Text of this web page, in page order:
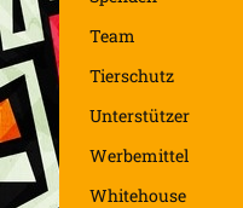
Team
Tierschutz
Unterstützer
Werbemittel
Whitehouse